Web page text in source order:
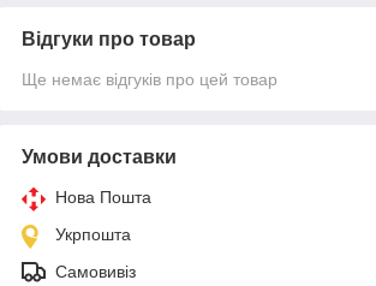
Відгуки про товар
Ще немає відгуків про цей товар
Умови доставки
Нова Пошта
Укрпошта
Самовивіз